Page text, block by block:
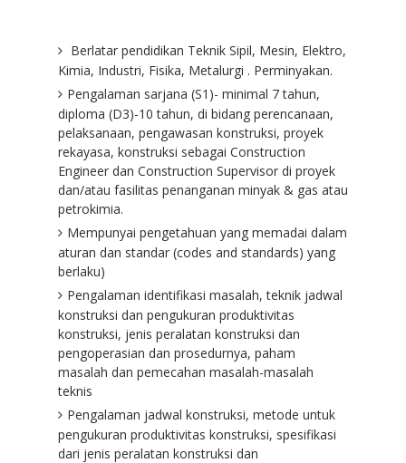
Berlatar pendidikan Teknik Sipil, Mesin, Elektro,
Kimia, Industri, Fisika, Metalurgi . Perminyakan.
Pengalaman sarjana (S1)- minimal 7 tahun,
diploma (D3)-10 tahun, di bidang perencanaan,
pelaksanaan, pengawasan konstruksi, proyek
rekayasa, konstruksi sebagai Construction
Engineer dan Construction Supervisor di proyek
dan/atau fasilitas penanganan minyak & gas atau
petrokimia.
Mempunyai pengetahuan yang memadai dalam
aturan dan standar (codes and standards) yang
berlaku)
Pengalaman identifikasi masalah, teknik jadwal
konstruksi dan pengukuran produktivitas
konstruksi, jenis peralatan konstruksi dan
pengoperasian dan prosedurnya, paham
masalah dan pemecahan masalah-masalah
teknis
Pengalaman jadwal konstruksi, metode untuk
pengukuran produktivitas konstruksi, spesifikasi
dari jenis peralatan konstruksi dan